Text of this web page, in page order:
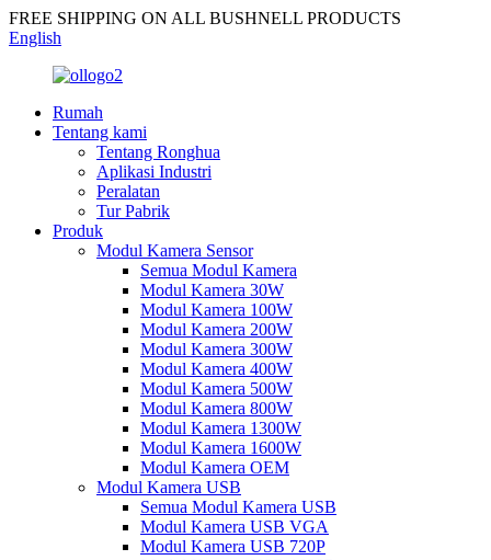
FREE SHIPPING ON ALL BUSHNELL PRODUCTS
English
Rumah
Tentang kami
Tentang Ronghua
Aplikasi Industri
Peralatan
Tur Pabrik
Produk
Modul Kamera Sensor
Semua Modul Kamera
Modul Kamera 30W
Modul Kamera 100W
Modul Kamera 200W
Modul Kamera 300W
Modul Kamera 400W
Modul Kamera 500W
Modul Kamera 800W
Modul Kamera 1300W
Modul Kamera 1600W
Modul Kamera OEM
Modul Kamera USB
Semua Modul Kamera USB
Modul Kamera USB VGA
Modul Kamera USB 720P